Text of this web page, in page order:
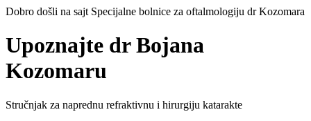
Dobro došli na sajt Specijalne bolnice za oftalmologiju dr Kozomara
Upoznajte dr Bojana
Kozomaru
Stručnjak za naprednu refraktivnu i hirurgiju katarakte